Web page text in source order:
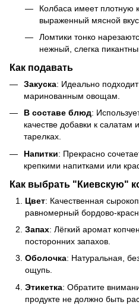
Колбаса имеет плотную
выраженный мясной
Ломтики тонко
нежный, слегка
Как подавать
Закуска: Идеально
маринованным овощам.
В составе блюд:
качестве добавки к салатам
тарелках.
Напитки: Прекрасно
крепкими напитками или
Как выбрать "Киевскую"
Цвет: Качественная
равномерный бордово-
Запах: Лёгкий аромат
посторонних запахов.
Оболочка: Натуральная,
ощупь.
Этикетка: Обратите
продукте не должно быть